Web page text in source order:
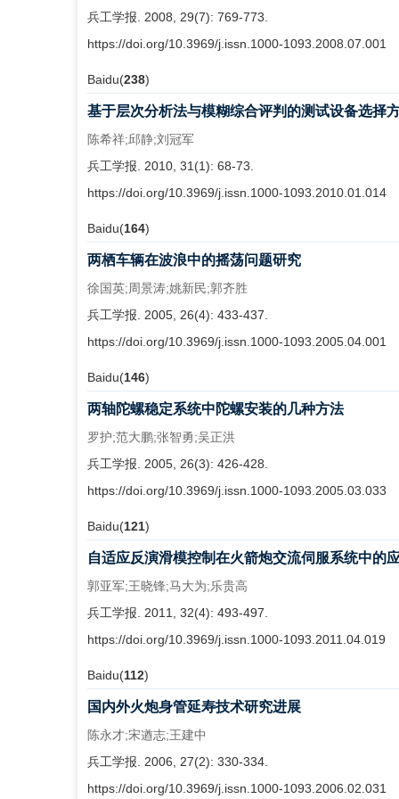
兵工学报. 2008, 29(7): 769-773.
https://doi.org/10.3969/j.issn.1000-1093.2008.07.001
Baidu(238)
基于层次分析法与模糊综合评判的测试设备选择
陈希祥;邱静;刘冠军
兵工学报. 2010, 31(1): 68-73.
https://doi.org/10.3969/j.issn.1000-1093.2010.01.014
Baidu(164)
两栖车辆在波浪中的摇荡问题研究
徐国英;周景涛;姚新民;郭齐胜
兵工学报. 2005, 26(4): 433-437.
https://doi.org/10.3969/j.issn.1000-1093.2005.04.001
Baidu(146)
两轴陀螺稳定系统中陀螺安装的几种方法
罗护;范大鹏;张智勇;吴正洪
兵工学报. 2005, 26(3): 426-428.
https://doi.org/10.3969/j.issn.1000-1093.2005.03.033
Baidu(121)
自适应反演滑模控制在火箭炮交流伺服系统中的
郭亚军;王晓锋;马大为;乐贵高
兵工学报. 2011, 32(4): 493-497.
https://doi.org/10.3969/j.issn.1000-1093.2011.04.019
Baidu(112)
国内外火炮身管延寿技术研究进展
陈永才;宋遒志;王建中
兵工学报. 2006, 27(2): 330-334.
https://doi.org/10.3969/j.issn.1000-1093.2006.02.031